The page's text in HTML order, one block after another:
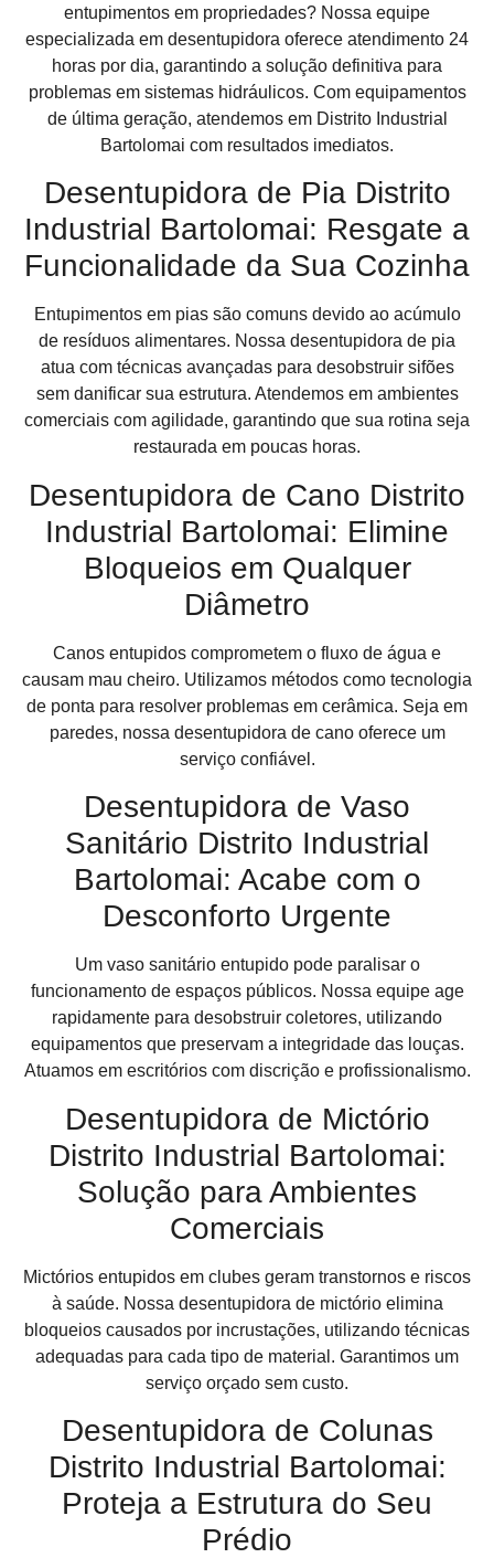
entupimentos em propriedades? Nossa equipe
especializada em desentupidora oferece atendimento 24
horas por dia, garantindo a solução definitiva para
problemas em sistemas hidráulicos. Com equipamentos
de última geração, atendemos em Distrito Industrial
Bartolomai com resultados imediatos.
Desentupidora de Pia Distrito
Industrial Bartolomai: Resgate a
Funcionalidade da Sua Cozinha
Entupimentos em pias são comuns devido ao acúmulo
de resíduos alimentares. Nossa desentupidora de pia
atua com técnicas avançadas para desobstruir sifões
sem danificar sua estrutura. Atendemos em ambientes
comerciais com agilidade, garantindo que sua rotina seja
restaurada em poucas horas.
Desentupidora de Cano Distrito
Industrial Bartolomai: Elimine
Bloqueios em Qualquer
Diâmetro
Canos entupidos comprometem o fluxo de água e
causam mau cheiro. Utilizamos métodos como tecnologia
de ponta para resolver problemas em cerâmica. Seja em
paredes, nossa desentupidora de cano oferece um
serviço confiável.
Desentupidora de Vaso
Sanitário Distrito Industrial
Bartolomai: Acabe com o
Desconforto Urgente
Um vaso sanitário entupido pode paralisar o
funcionamento de espaços públicos. Nossa equipe age
rapidamente para desobstruir coletores, utilizando
equipamentos que preservam a integridade das louças.
Atuamos em escritórios com discrição e profissionalismo.
Desentupidora de Mictório
Distrito Industrial Bartolomai:
Solução para Ambientes
Comerciais
Mictórios entupidos em clubes geram transtornos e riscos
à saúde. Nossa desentupidora de mictório elimina
bloqueios causados por incrustações, utilizando técnicas
adequadas para cada tipo de material. Garantimos um
serviço orçado sem custo.
Desentupidora de Colunas
Distrito Industrial Bartolomai:
Proteja a Estrutura do Seu
Prédio